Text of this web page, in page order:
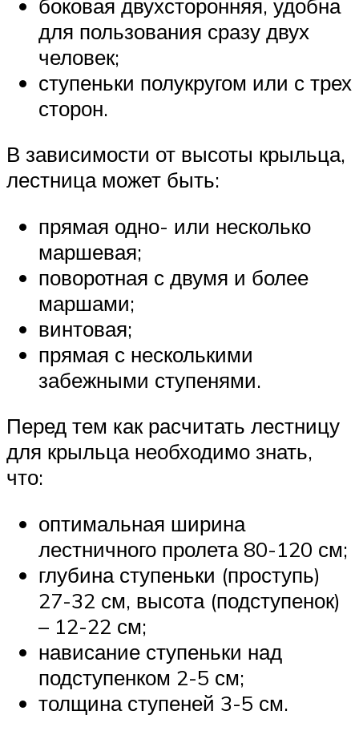
боковая двухсторонняя, удобна
для пользования сразу двух
человек;
ступеньки полукругом или с трех
сторон.
В зависимости от высоты крыльца,
лестница может быть:
прямая одно- или несколько
маршевая;
поворотная с двумя и более
маршами;
винтовая;
прямая с несколькими
забежными ступенями.
Перед тем как расчитать лестницу
для крыльца необходимо знать,
что:
оптимальная ширина
лестничного пролета 80-120 см;
глубина ступеньки (проступь)
27-32 см, высота (подступенок)
– 12-22 см;
нависание ступеньки над
подступенком 2-5 см;
толщина ступеней 3-5 см.